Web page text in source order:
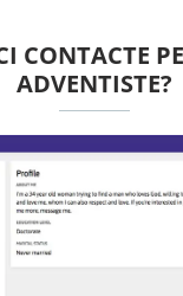
CONTACTE
ADVENTISTE?